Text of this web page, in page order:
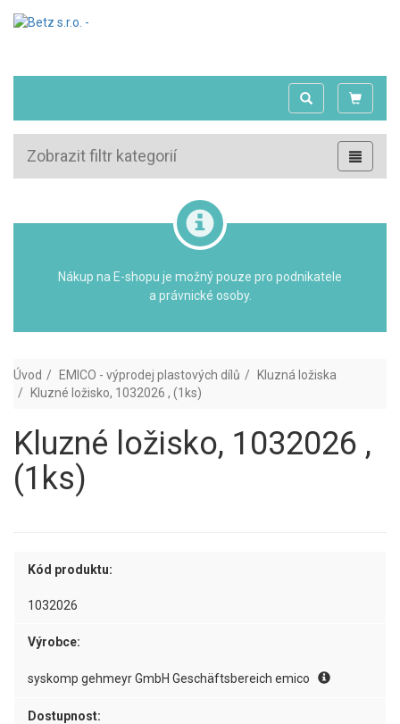
Zobrazit filtr kategorií
Nákup na E-shopu je možný pouze pro podnikatele
a právnické osoby.
Úvod EMICO - výprodej plastových dílů
Kluzná ložiska
Kluzné ložisko, 1032026 , (1ks)
Kluzné ložisko, 1032026 ,
(1ks)
Kód produktu:
1032026
Výrobce:
syskomp gehmeyr GmbH Geschäftsbereich emico
Dostupnost: